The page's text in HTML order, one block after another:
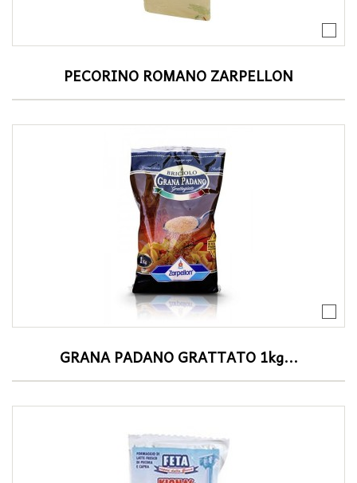
PECORINO ROMANO ZARPELLON
GRANA PADANO GRATTATO 1kg...